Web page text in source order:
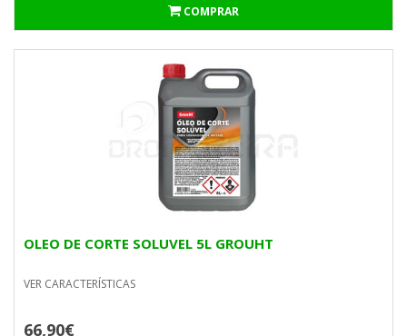
COMPRAR
OLEO DE CORTE SOLUVEL 5L GROUHT
VER CARACTERÍSTICAS
66,90€